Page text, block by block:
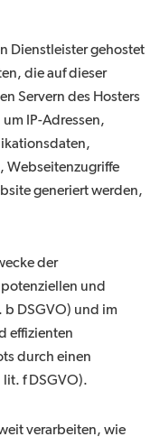
Dienstleister gehostet
die auf dieser
Servern des Hosters
IP-Adressen,
Webseitenzugriffe
generiert werden,
der
und
b DSGVO) und im
effizienten
durch einen
f DSGVO).
verarbeiten, wie